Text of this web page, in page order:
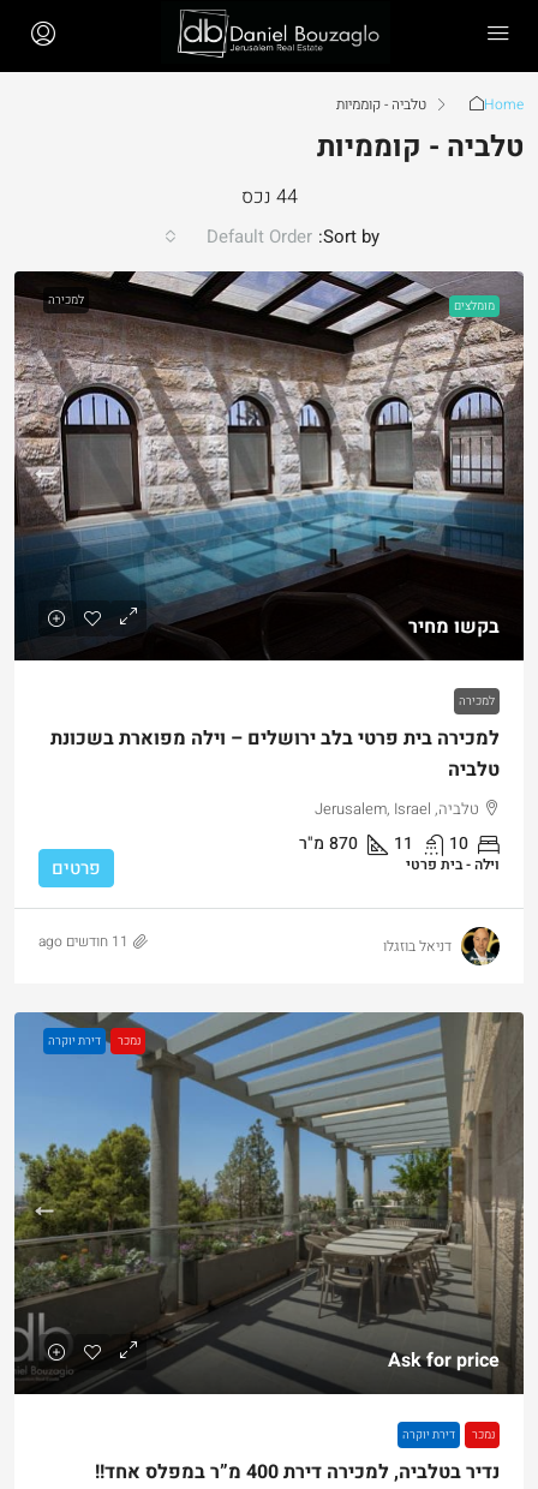
Home טלביה - קוממיות
טלביה - קוממיות
44 נכס
Sort by:
Default Order
מומלצים למכירה
בקשו מחיר
למכירה
למכירה בית פרטי בלב ירושלים – וילה מפוארת בשכונת
טלביה
טלביה, Jerusalem, Israel
10
11
870 מ"ר
וילה - בית פרטי פרטים
דניאל בוזגלו 11 חודשים ago
נמכר דירת יוקרה
Ask for price
נמכר דירת יוקרה
נדיר בטלביה, למכירה דירת 400 מ”ר במפלס אחד!!